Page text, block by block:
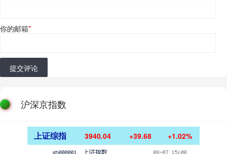
你的邮箱*
提交评论
沪深京指数
上证综指 3940.04 +39.68 +1.02%